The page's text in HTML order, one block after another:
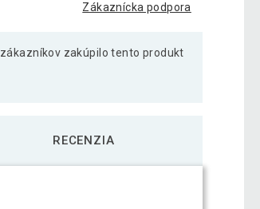
Zákaznícka podpora
zákazníkov zakúpilo tento produkt
RECENZIA